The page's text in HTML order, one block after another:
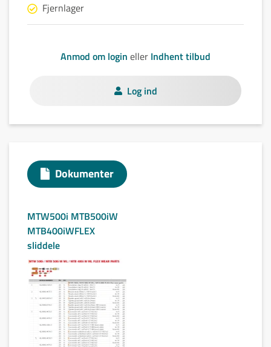
Fjernlager
Anmod om login eller Indhent tilbud
Log ind
Dokumenter
MTW500i MTB500iW
MTB400iWFLEX
sliddele